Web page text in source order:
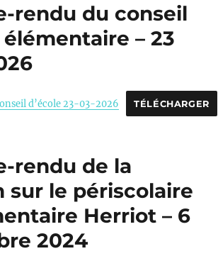
rendu du conseil
élémentaire – 23
d’école 23-03-2026 TÉLÉCHARGER
rendu de la
sur le périscolaire
Herriot – 6
2024